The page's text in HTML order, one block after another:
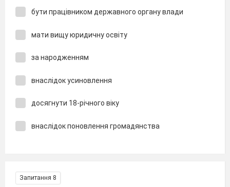
бути працівником державного органу влади
мати вищу юридичну освіту
за народженням
внаслідок усиновлення
досягнути 18-річного віку
внаслідок поновлення громадянства
Запитання 8